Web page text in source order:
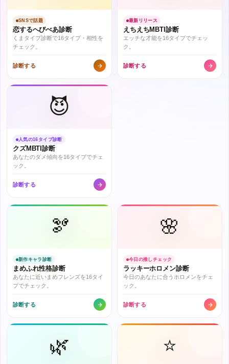
SNSで話題
恋するへびべあ診断
くまタイプ診断で16タイプ・相性を
チェック。
診断する
最新リリース
えちえちMBTI診断
エッチな才能を16タイプでチェッ
ク。
診断する
😈
人気の16タイプ診断
クズMBTI診断
あなたのダメ傾向を16タイプでチェ
ック。
診断する
🫘
新作キャラ診断
まめふれ性格診断
あなたに近いまめフレンズを16タイ
プでチェック。
診断する
🌸
今日の推しチェック
ラッキーホロメン診断
今日のあなたに合うホロメンをチェ
ック。
診断する
🌿 ⭐